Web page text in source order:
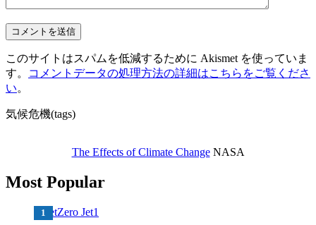
このサイトはスパムを低減するために Akismet を使っていま
す。
コメントデータの処理方法の詳細はこちらをご覧くださ
い。
気候危機(tags)
The Effects of Climate ChangeNASA
Most Popular